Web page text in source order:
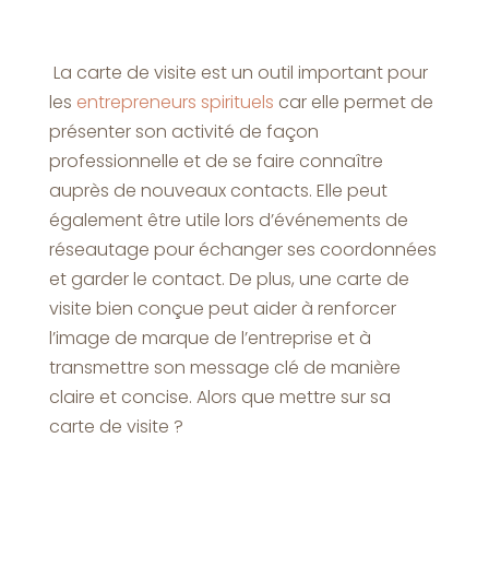
La carte de visite est un outil important pour
les entrepreneurs spirituels car elle permet de
présenter son activité de façon
professionnelle et de se faire connaître
auprès de nouveaux contacts. Elle peut
également être utile lors d’événements de
réseautage pour échanger ses coordonnées
et garder le contact. De plus, une carte de
visite bien conçue peut aider à renforcer
l’image de marque de l’entreprise et à
transmettre son message clé de manière
claire et concise. Alors que mettre sur sa
carte de visite ?